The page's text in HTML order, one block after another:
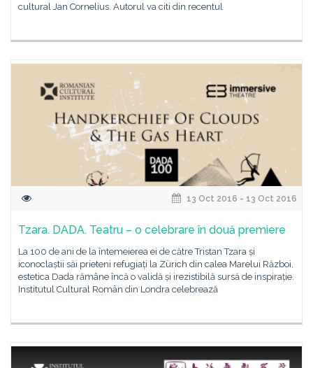
cultural Jan Cornelius. Autorul va citi din recentul
13 Oct 2016 - 13 Oct 2016
Tzara. DADA. Teatru – o celebrare în două premiere
La 100 de ani de la întemeierea ei de către Tristan Tzara și
iconoclaștii săi prieteni refugiați la Zürich din calea Marelui Război,
estetica Dada rămâne încă o validă și irezistibilă sursă de inspirație.
Institutul Cultural Român din Londra celebrează